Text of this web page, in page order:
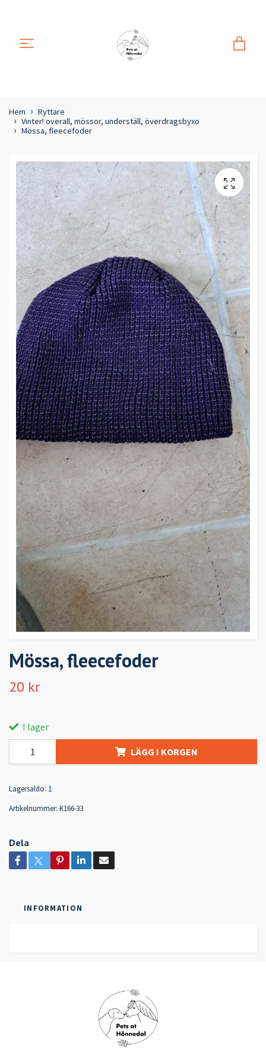
Hem
Ryttare
Vinter! overall, mössor, underställ, överdragsbyxo
Mössa, fleecefoder
Mössa, fleecefoder
20 kr
I lager
LÄGG I KORGEN
Lagersaldo: 1
Artikelnummer: K166-33
Dela
INFORMATION